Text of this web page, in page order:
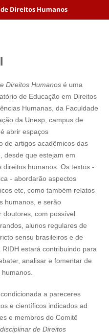
Direitos Humanos
Direitos Humanosé uma
de Educação em Direitos
Humanas, da Faculdade
da Unesp, campus de
abrir espaços
de artigos acadêmicos das
desde que estejam em
humanos. Os textos -
- abordarão aspectos
etc, como também relatos
humanos, e serão
doutores, com possível
alunos regulares de
sensu brasileiros e de
estará contribuindo para
analisar e fomentar de
a pareceres
e científicos indicados ad
e membros do Comitê
de Direitos